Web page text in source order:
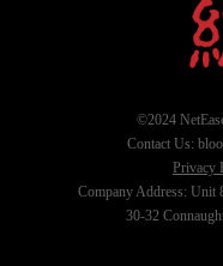
©2024
Contact Us:
Privacy
Company Address: Unit
30-32